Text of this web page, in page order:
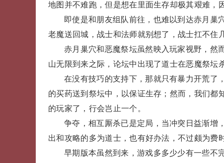
地图并不难跑，但是想在里面生存却极其艰难，
即使是和朋友组队前往，也难以到达赤月巢
老魔送回城，战士和法师就别想了，战士扛不住
赤月巢穴和恶魔祭坛虽然映入玩家视野，然
山无限到来之际，论坛中出现了道士在恶魔祭坛
在没有技巧的支持下，那就只有暴力开荒了
的买药送到祭坛中，以保证生存；然而，我们都
的玩家了，行会岂止一个。
争夺，相互厮杀已是定局，当冲突日益渐增
出和攻略的多为道士，也有好办法，不过颇为费
早期版本虽然到来，游戏多多少少有一些不